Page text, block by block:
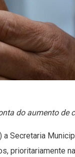
do aumento de
Secretaria
prioritariamente